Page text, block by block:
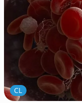
CL